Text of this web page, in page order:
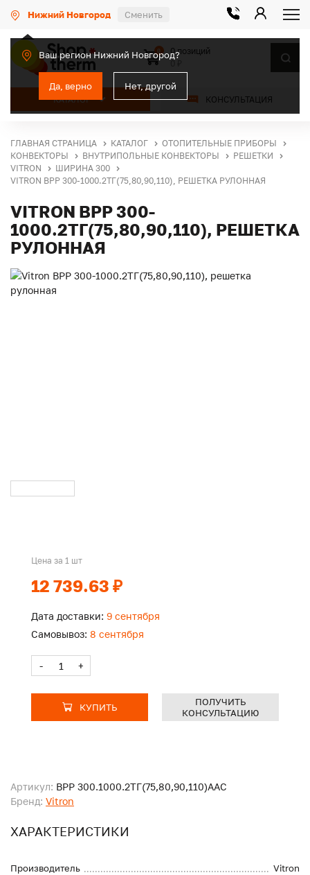
Нижний Новгород Сменить
Ваш регион Нижний Новгород?
Да, верно Нет, другой
КАТАЛОГ КОНСУЛЬТАЦИЯ
0
0 позиций
ГЛАВНАЯ СТРАНИЦА КАТАЛОГ
ОТОПИТЕЛЬНЫЕ ПРИБОРЫ
КОНВЕКТОРЫ
ВНУТРИПОЛЬНЫЕ КОНВЕКТОРЫ
РЕШЕТКИ
VITRON
ШИРИНА 300
VITRON ВРР 300-1000.2ТГ(75,80,90,110), РЕШЕТКА РУЛОННАЯ
VITRON ВРР 300-
1000.2ТГ(75,80,90,110), РЕШЕТКА
РУЛОННАЯ
Артикул: ВРР 300.1000.2ТГ(75,80,90,110)ААС
Бренд: Vitron
ХАРАКТЕРИСТИКИ
Производитель
Vitron
Цена за 1 шт
12 739.63 ₽
Дата доставки: 9 сентября
Самовывоз: 8 сентября
- +
КУПИТЬ
ПОЛУЧИТЬ
КОНСУЛЬТАЦИЮ